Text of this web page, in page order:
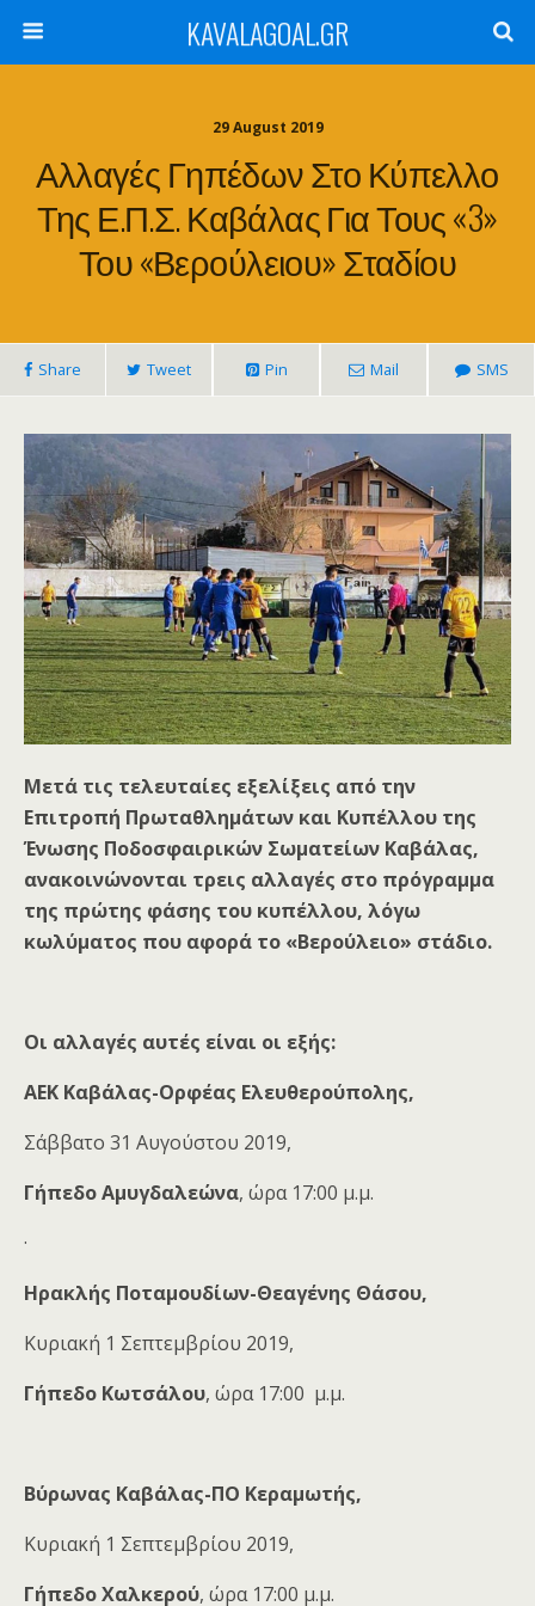
KAVALAGOAL.GR
29 August 2019
Αλλαγές Γηπέδων Στο Κύπελλο
Της Ε.Π.Σ. Καβάλας Για Τους «3»
Του «Βερούλειου» Σταδίου
Share Tweet Pin Mail SMS
Μετά τις τελευταίες εξελίξεις από την
Επιτροπή Πρωταθλημάτων και Κυπέλλου της
Ένωσης Ποδοσφαιρικών Σωματείων Καβάλας,
ανακοινώνονται τρεις αλλαγές στο πρόγραμμα
της πρώτης φάσης του κυπέλλου, λόγω
κωλύματος που αφορά το «Βερούλειο» στάδιο.
Οι αλλαγές αυτές είναι οι εξής:
ΑΕΚ Καβάλας-Ορφέας Ελευθερούπολης,
Σάββατο 31 Αυγούστου 2019,
Γήπεδο Αμυγδαλεώνα, ώρα 17:00 μ.μ.
·
Ηρακλής Ποταμουδίων-Θεαγένης Θάσου,
Κυριακή 1 Σεπτεμβρίου 2019,
Γήπεδο Κωτσάλου, ώρα 17:00 μ.μ.
Βύρωνας Καβάλας-ΠΟ Κεραμωτής,
Κυριακή 1 Σεπτεμβρίου 2019,
Γήπεδο Χαλκερού, ώρα 17:00 μ.μ.